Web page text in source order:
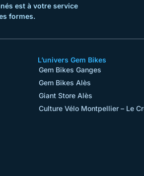
est à votre service
formes.
L’univers Gem Bikes
Gem Bikes Ganges
Gem Bikes Alès
Giant Store Alès
Culture Vélo Montpellier – Le